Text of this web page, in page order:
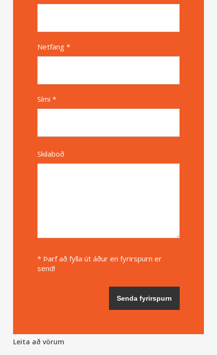
Netfang *
Sími *
Skilaboð
* Þarf að fylla út áður en fyrirspurn er
send!
Leita að vörum